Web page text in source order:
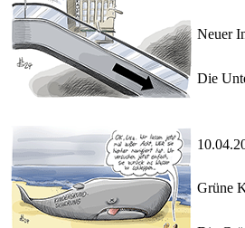
Neuer
Die
Grüne